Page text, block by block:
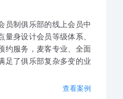
员制俱乐部的线上会员中
身设计会员等级体系、
约服务，麦客专业、全面
足了俱乐部复杂多变的业
查看案例